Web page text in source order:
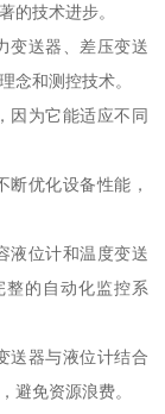
的技术进步。
变送器、差压变送
念和测控技术。
因为它能适应不同
优化设备性能，
液位计和温度变送
的自动化监控系
送器与液位计结合
避免资源浪费。